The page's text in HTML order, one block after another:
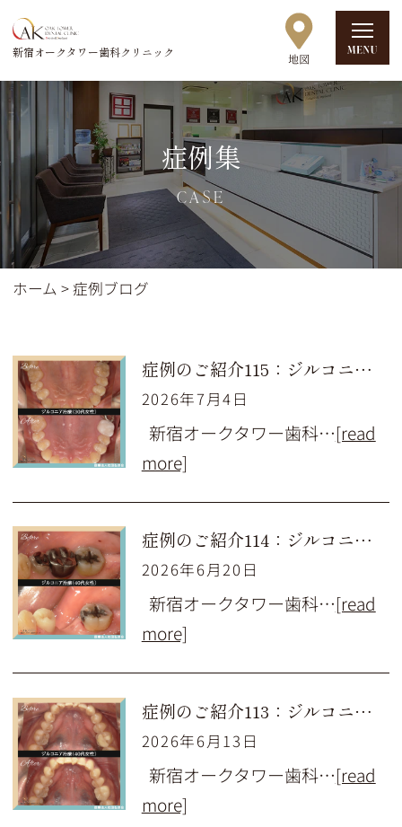
新宿オークタワー歯科クリニック
症例集
CASE
ホーム >症例ブログ
症例のご紹介115：ジルコニア治療（30代女性）
2026年7月4日
新宿オークタワー歯科…[read
more]
症例のご紹介114：ジルコニア治療（60代女性）
2026年6月20日
新宿オークタワー歯科…[read
more]
症例のご紹介113：ジルコニア治療（40代女性）
2026年6月13日
新宿オークタワー歯科…[read
more]